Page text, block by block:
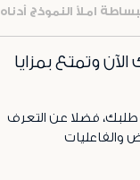
املأ النموذج أدناه
وتمتع بمزايا
طلبك، فضلا عن التعرف
والفاعليات